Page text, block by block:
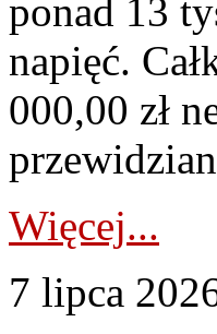
ponad 13
napięć.
000,00 zł
Więcej...
7 lipca